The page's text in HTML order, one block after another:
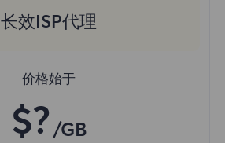
长效ISP代理
价格始于
$? /GB